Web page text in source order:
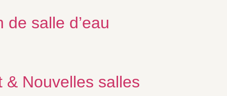
salle d’eau
& Nouvelles salles